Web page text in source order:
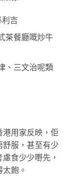
吉
茶餐廳嘅炒牛
、三文治呢類
用家反映，佢
舒服，甚至有少
食少少嘢先，
飽。